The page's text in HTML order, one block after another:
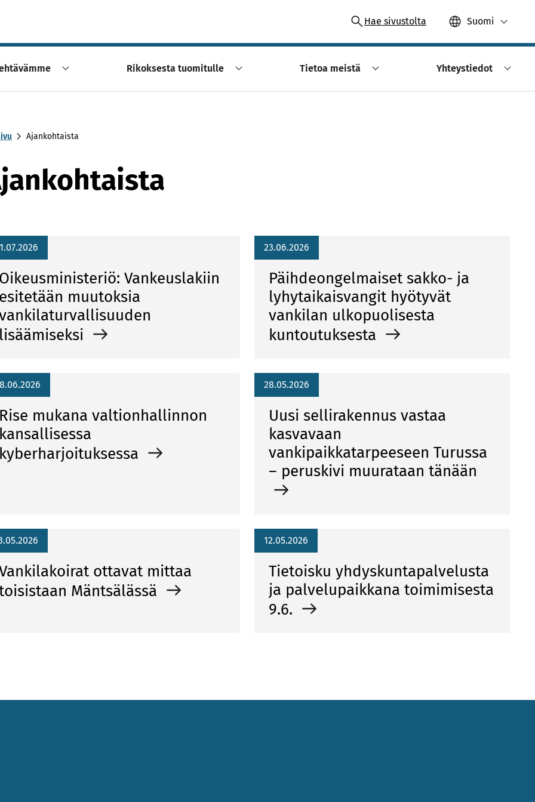
Hae sivustolta Suomi
Rikoksesta tuomitulle Tietoa meistä Yhteystiedot
Ajankohtaista
Vankeuslakiin
muutoksia
23.06.2026
Päihdeongelmaiset sakko- ja
lyhytaikaisvangit hyötyvät
vankilan ulkopuolisesta
kuntoutuksesta
mukana valtionhallinnon
28.05.2026
Uusi sellirakennus vastaa
kasvavaan
vankipaikkatarpeeseen Turussa
– peruskivi muurataan tänään
ottavat mittaa
Mäntsälässä
12.05.2026
Tietoisku yhdyskuntapalvelusta
ja palvelupaikkana toimimisesta
9.6.